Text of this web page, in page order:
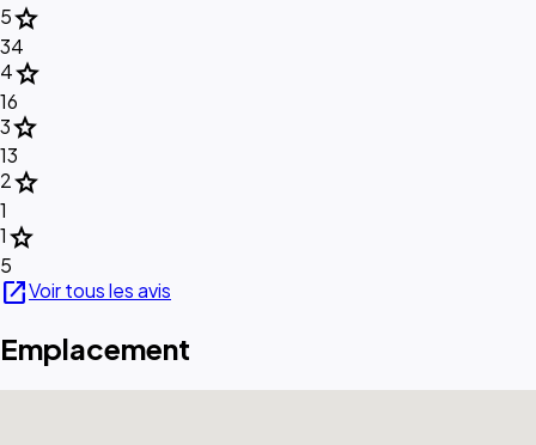
5star
34
4star
16
3star
13
2star
1
1star
5
open_in_newVoir tous les avis
Emplacement